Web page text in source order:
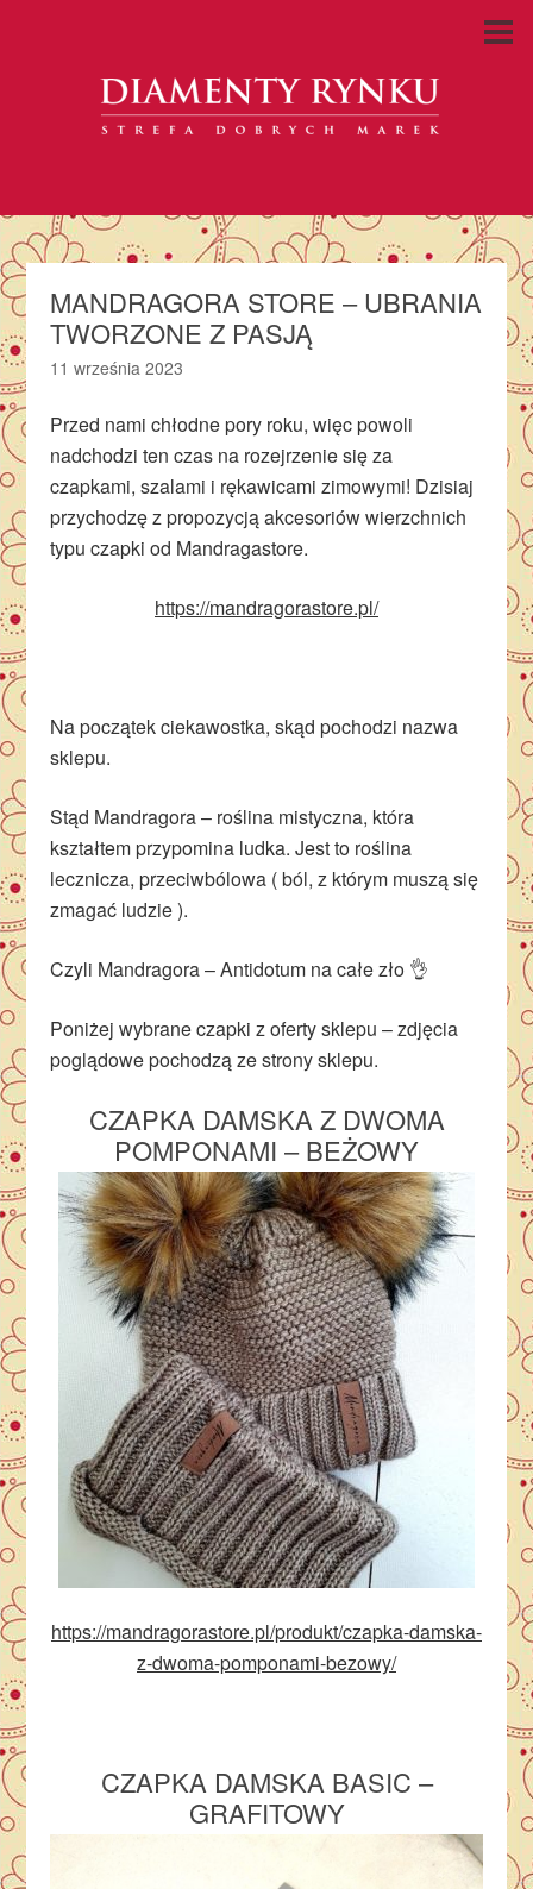
MANDRAGORA STORE – UBRANIA
TWORZONE Z PASJĄ
11 września 2023
Przed nami chłodne pory roku, więc powoli
nadchodzi ten czas na rozejrzenie się za
czapkami, szalami i rękawicami zimowymi! Dzisiaj
przychodzę z propozycją akcesoriów wierzchnich
typu czapki od Mandragastore.
https://mandragorastore.pl/
Na początek ciekawostka, skąd pochodzi nazwa
sklepu.
Stąd Mandragora – roślina mistyczna, która
kształtem przypomina ludka. Jest to roślina
lecznicza, przeciwbólowa ( ból, z którym muszą się
zmagać ludzie ).
Czyli Mandragora – Antidotum na całe zło 👌
Poniżej wybrane czapki z oferty sklepu – zdjęcia
poglądowe pochodzą ze strony sklepu.
CZAPKA DAMSKA Z DWOMA
POMPONAMI – BEŻOWY
https://mandragorastore.pl/produkt/czapka-damska-
z-dwoma-pomponami-bezowy/
CZAPKA DAMSKA BASIC –
GRAFITOWY